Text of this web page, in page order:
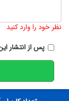
نظر خود را وارد کنید
پس از انتشار